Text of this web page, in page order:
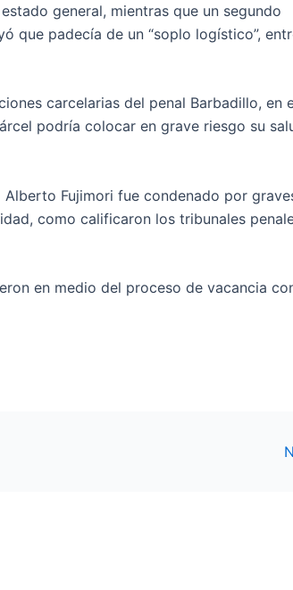
general, mientras que un segundo
que padecía de un “soplo logístico”,
carcelarias del penal Barbadillo, en
podría colocar en grave riesgo su
Fujimori fue condenado por
como calificaron los tribunales
en medio del proceso de vacancia